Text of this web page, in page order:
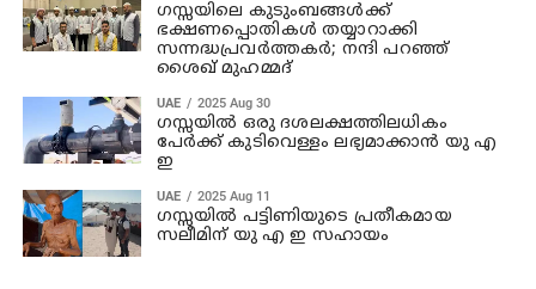
ഗസ്സയിലെ കുടുംബങ്ങൾക്ക്
ഭക്ഷണപ്പൊതികൾ തയ്യാറാക്കി
സന്നദ്ധപ്രവർത്തകർ; നന്ദി പറഞ്ഞ്
ശൈഖ് മുഹമ്മദ്
UAE 2025 Aug 30
ഗസ്സയിൽ ഒരു ദശലക്ഷത്തിലധികം
പേർക്ക് കുടിവെള്ളം ലഭ്യമാക്കാൻ യു എ
ഇ
UAE 2025 Aug 11
ഗസ്സയിൽ പട്ടിണിയുടെ പ്രതീകമായ
സലീമിന് യു എ ഇ സഹായം